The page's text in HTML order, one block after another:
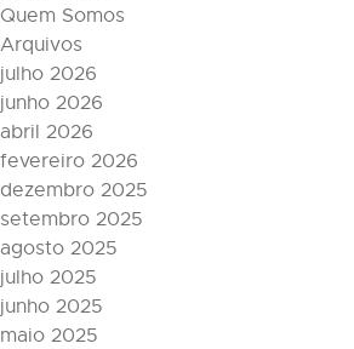
Quem Somos
Arquivos
julho 2026
junho 2026
abril 2026
fevereiro 2026
dezembro 2025
setembro 2025
agosto 2025
julho 2025
junho 2025
maio 2025